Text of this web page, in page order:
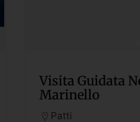
Visita Guidata
Marinello
Patti